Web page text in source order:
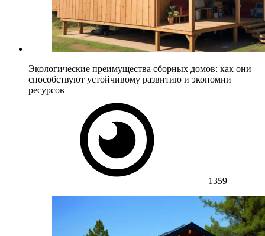
Экологические преимущества сборных домов: как они
способствуют устойчивому развитию и экономии
ресурсов
1359